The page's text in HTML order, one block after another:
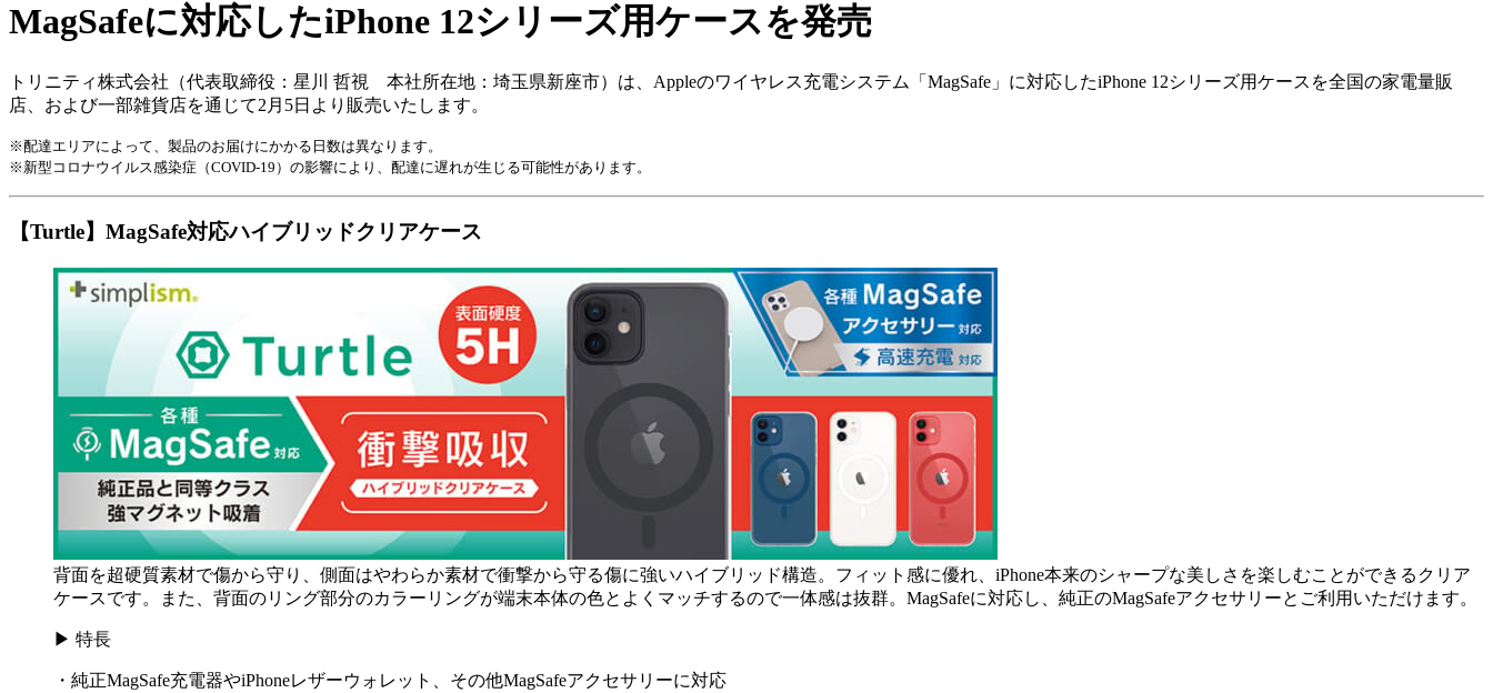
MagSafeに対応したiPhone 12シリーズ用ケースを発売
トリニティ株式会社（代表取締役：星川 哲視 本社所在地：埼玉県新座市）は、Appleのワイヤレス充電システム「MagSafe」に対応したiPhone 12シリーズ用ケースを全国の家電量販
店、および一部雑貨店を通じて2月5日より販売いたします。
※配達エリアによって、製品のお届けにかかる日数は異なります。
※新型コロナウイルス感染症（COVID-19）の影響により、配達に遅れが生じる可能性があります。
【Turtle】MagSafe対応ハイブリッドクリアケース
背面を超硬質素材で傷から守り、側面はやわらか素材で衝撃から守る傷に強いハイブリッド構造。フィット感に優れ、iPhone本来のシャープな美しさを楽しむことができるクリア
ケースです。また、背面のリング部分のカラーリングが端末本体の色とよくマッチするので一体感は抜群。MagSafeに対応し、純正のMagSafeアクセサリーとご利用いただけます。
▶ 特長
・純正MagSafe充電器やiPhoneレザーウォレット、その他MagSafeアクセサリーに対応